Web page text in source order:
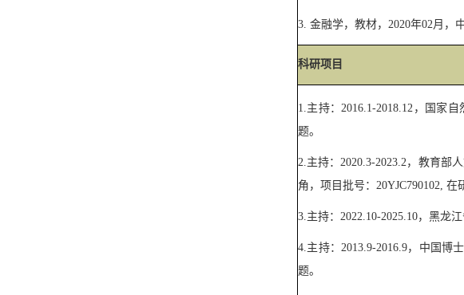
3. 金融学，教材， 2020年02月，
科研项目
1.主持：2016.1-2018.12 ，国家自
题。
2.主持：2020.3-2023.2，教育部
角，项目批号： 20YJC790102, 在
3.主持： 2022.10-2025.10，黑龙
4.主持： 2013.9-2016.9，中国博
题。